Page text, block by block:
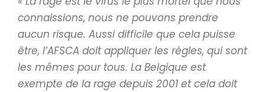
connaissions, nous ne pouvons prendre
aucun risque. Aussi difficile que cela puisse
être, l’AFSCA doit appliquer les règles, qui sont
les mêmes pour tous. La Belgique est
exempte de la rage depuis 2001 et cela doit